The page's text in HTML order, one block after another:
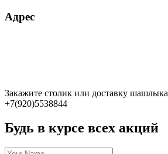
Адрес
Закажите столик или доставку шашлыка
+7(920)5538844
Будь в курсе всех акций